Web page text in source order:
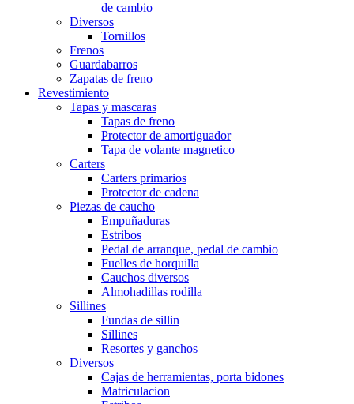
de cambio
Diversos
Tornillos
Frenos
Guardabarros
Zapatas de freno
Revestimiento
Tapas y mascaras
Tapas de freno
Protector de amortiguador
Tapa de volante magnetico
Carters
Carters primarios
Protector de cadena
Piezas de caucho
Empuñaduras
Estribos
Pedal de arranque, pedal de cambio
Fuelles de horquilla
Cauchos diversos
Almohadillas rodilla
Sillines
Fundas de sillin
Sillines
Resortes y ganchos
Diversos
Cajas de herramientas, porta bidones
Matriculacion